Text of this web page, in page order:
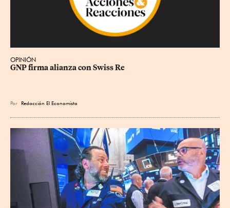
OPINIÓN
GNP firma alianza con Swiss Re
Por Redacción El Economista